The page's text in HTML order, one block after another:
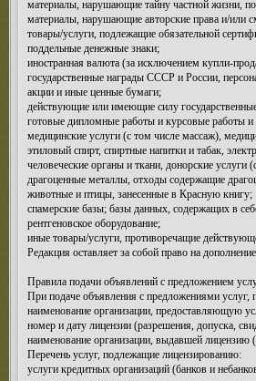
материалы, нарушающие тайну частной жизни,
материалы, нарушающие авторские права и/или
товары/услуги, подлежащие обязательной
поддельные денежные знаки;
иностранная валюта (за исключением купли-
государственные награды СССР и России,
акции и иные ценные бумаги;
действующие или имеющие силу
готовые дипломные работы и курсовые работы
медицинские услуги (с том числе массаж),
этиловый спирт, спиртные напитки и табак,
человеческие органы и ткани, донорские
драгоценные металлы, отходы содержащие
животные и птицы, занесенные в Красную книгу;
спамерские базы; базы данных, содержащих в
рентгеновское оборудование;
иные товары/услуги, противоречащие
Редакция оставляет за собой право на
Правила подачи объявлений с предложением
При подаче объявления с предложениями услуг,
наименование организации, предоставляющую
номер и дату лицензии (разрешения, допуска,
наименование организации, выдавшей лицензию
Перечень услуг, подлежащие лицензированию:
услуги кредитных организаций (банков и